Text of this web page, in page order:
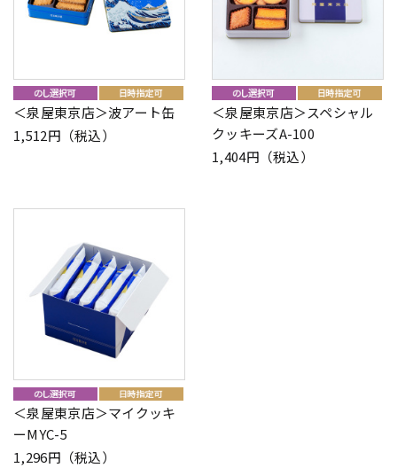
＜泉屋東京店＞波アート缶
1,512円（税込）
＜泉屋東京店＞スペシャル
クッキーズA-100
1,404円（税込）
＜泉屋東京店＞マイクッキ
ーMYC-5
1,296円（税込）